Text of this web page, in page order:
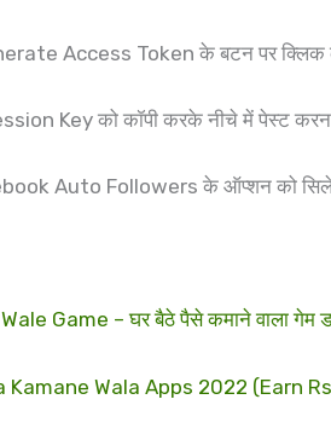
Access Token के बटन पर क्लिक
Key को कॉपी करके नीचे में पेस्ट
Auto Followers के ऑप्शन को
Game – घर बैठे पैसे कमाने वाला गेम
Wala Apps 2022 (Earn